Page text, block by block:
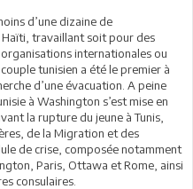
d’une dizaine de
Haïti, travaillant soit pour des
internationales ou
tunisien a été le premier à
d’une évacuation. A peine
à Washington s’est mise en
la rupture du jeune à Tunis,
de la Migration et des
de crise, composée notamment
Paris, Ottawa et Rome, ainsi
consulaires.